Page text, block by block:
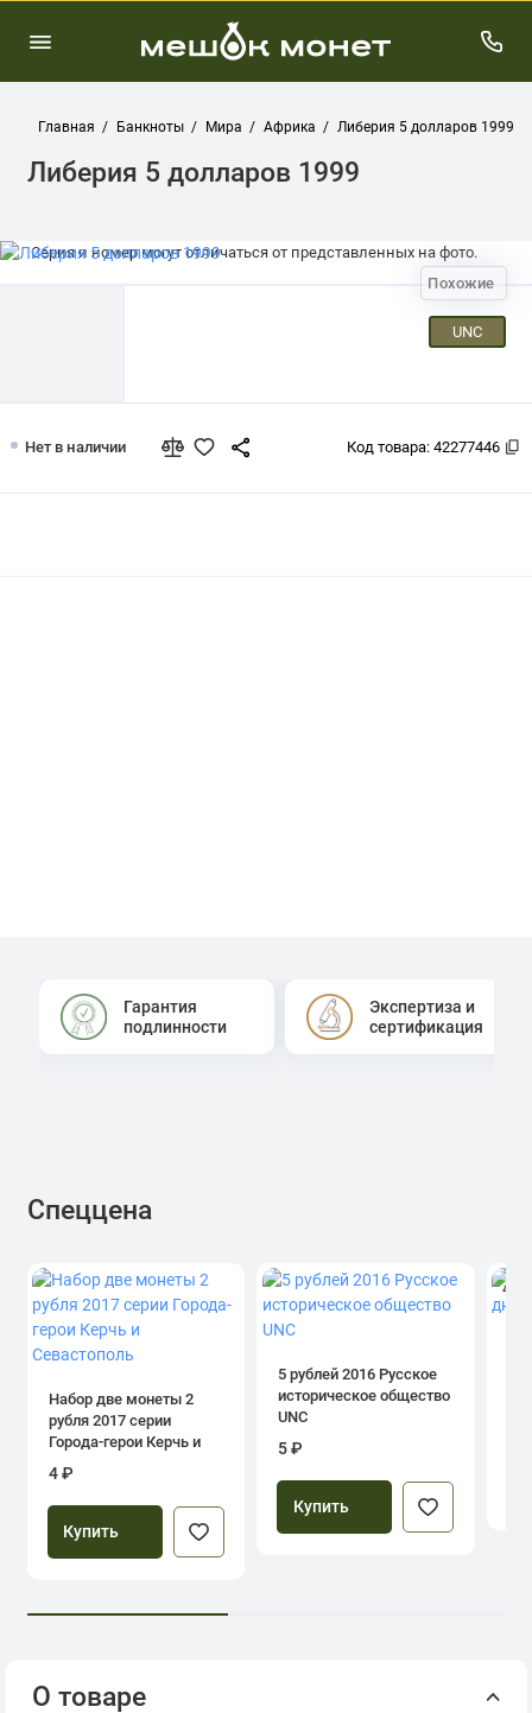
Главная Банкноты Мира Африка Либерия 5 долларов 1999
Либерия 5 долларов 1999
Похожие
UNC
Серия и номер могут отличаться от представленных на фото.
Нет в наличии Код товара: 42277446
Гарантия
подлинности
Экспертиза и
сертификация
Спеццена
Набор две монеты 2
рубля 2017 серии
Города-герои Керчь и
Севастополь
4 ₽
Купить
5 рублей 2016 Русское
историческое общество
UNC
5 ₽
Купить
4.0
О товаре